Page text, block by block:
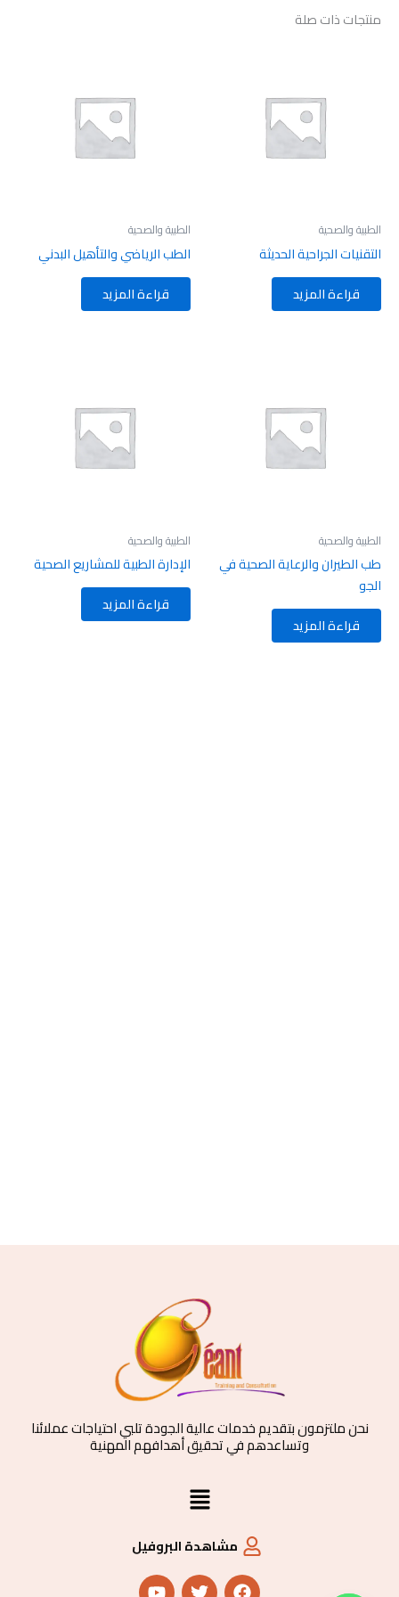
منتجات ذات صلة
الطبية والصحية
التقنيات الجراحية الحديثة
قراءة المزيد
الطبية والصحية
الطب الرياضي والتأهيل البدني
قراءة المزيد
الطبية والصحية
طب الطيران والرعاية الصحية في
الجو
قراءة المزيد
الطبية والصحية
الإدارة الطبية للمشاريع الصحية
قراءة المزيد
نحن ملتزمون بتقديم خدمات عالية الجودة تلبي احتياجات عملائنا
وتساعدهم في تحقيق أهدافهم المهنية
القائمة
مشاهدة البروفيل
F
T
Y